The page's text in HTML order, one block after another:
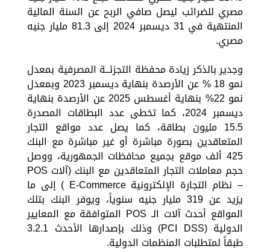
مصري للضرائب ليصل صافي الربح عن السنة المالية
المنتهية في 31 ديسمبر 2024 إلى 81.3 مليار جنيه
مصري.
وجدير بالذكر زيادة محفظة التجزئــة المصرفية بمعدل
نمو 18 % عن الأرصدة بنهاية ديسمبر 2023 وبمعدل
نمو 22% بنهاية أغسطس 2025 عن الأرصدة بنهاية
ديسمبر 2024، كما تخطى عدد البطاقات المصدرة
15.5 مليون بطاقة، كما يصل عدد مواقع التجار
المتعاقدين بصورة مباشرة أو غير مباشرة مع البنك
425 ألف موقع بجميع محافظات الجمهورية، ووصل
حجم معاملات التجار المتعاقدين مع البنك (آلات POS
– نظام التجارة الإلكترونية E-Commerce ) إلى ما
يزيد عن 319 مليار جنيه سنوياً، ويوفر البنك بتلك
المواقع أحدث آلات الـ POS المتوافقة مع المعايير
الدولية (PCI DSS) وذلك بإصدارها الأحدث 3.2.1
طبقاً لمتطلبات المنظمات الدولية.